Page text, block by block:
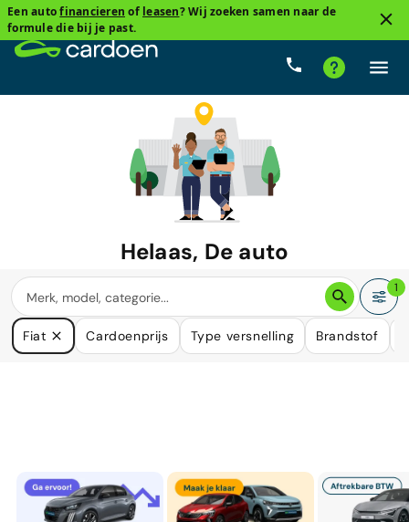
Een autofinancieren of leasen? Wij zoeken samen naar de
formule die bij je past.
Helaas, De auto
waar u naar zoekt is niet langer
beschikbaar.
We hebben veel auto's die in uw behoefte kunnen voorzien.
1
Fiat Cardoenprijs Type versnelling Brandstof